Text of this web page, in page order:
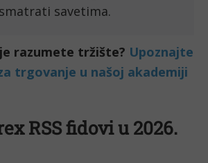
savetima.
razumete tržište? Upoznajte
trgovanje u našoj akademiji
RSS fidovi u 2026.